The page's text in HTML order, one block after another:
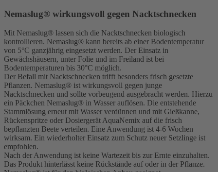
Nemaslug® wirkungsvoll gegen Nacktschnecken
Mit Nemaslug® lassen sich die Nacktschnecken biologisch
kontrollieren. Nemaslug® kann bereits ab einer Bodentemperatur
von 5°C ganzjährig eingesetzt werden. Der Einsatz in
Gewächshäusern, unter Folie und im Freiland ist bei
Bodentemperaturen bis 30°C möglich.
Der Befall mit Nacktschnecken trifft besonders frisch gesetzte
Pflanzen. Nemaslug® ist wirkungsvoll gegen junge
Nacktschnecken und sollte vorbeugend ausgebracht werden. Hierzu
ein Päckchen Nemaslug® in Wasser auflösen. Die entstehende
Stammlösung erneut mit Wasser verdünnen und mit Gießkanne,
Rückenspritze oder Dosiergerät AquaNemix auf die frisch
bepflanzten Beete verteilen. Eine Anwendung ist 4-6 Wochen
wirksam. Ein wiederholter Einsatz zum Schutz neuer Setzlinge ist
empfohlen.
Nach der Anwendung ist keine Wartezeit bis zur Ernte einzuhalten.
Das Produkt hinterlässt keine Rückstände auf oder in der Pflanze.